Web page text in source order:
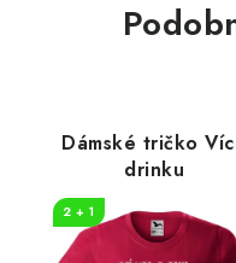
Dámské tričko
drinku
2 + 1